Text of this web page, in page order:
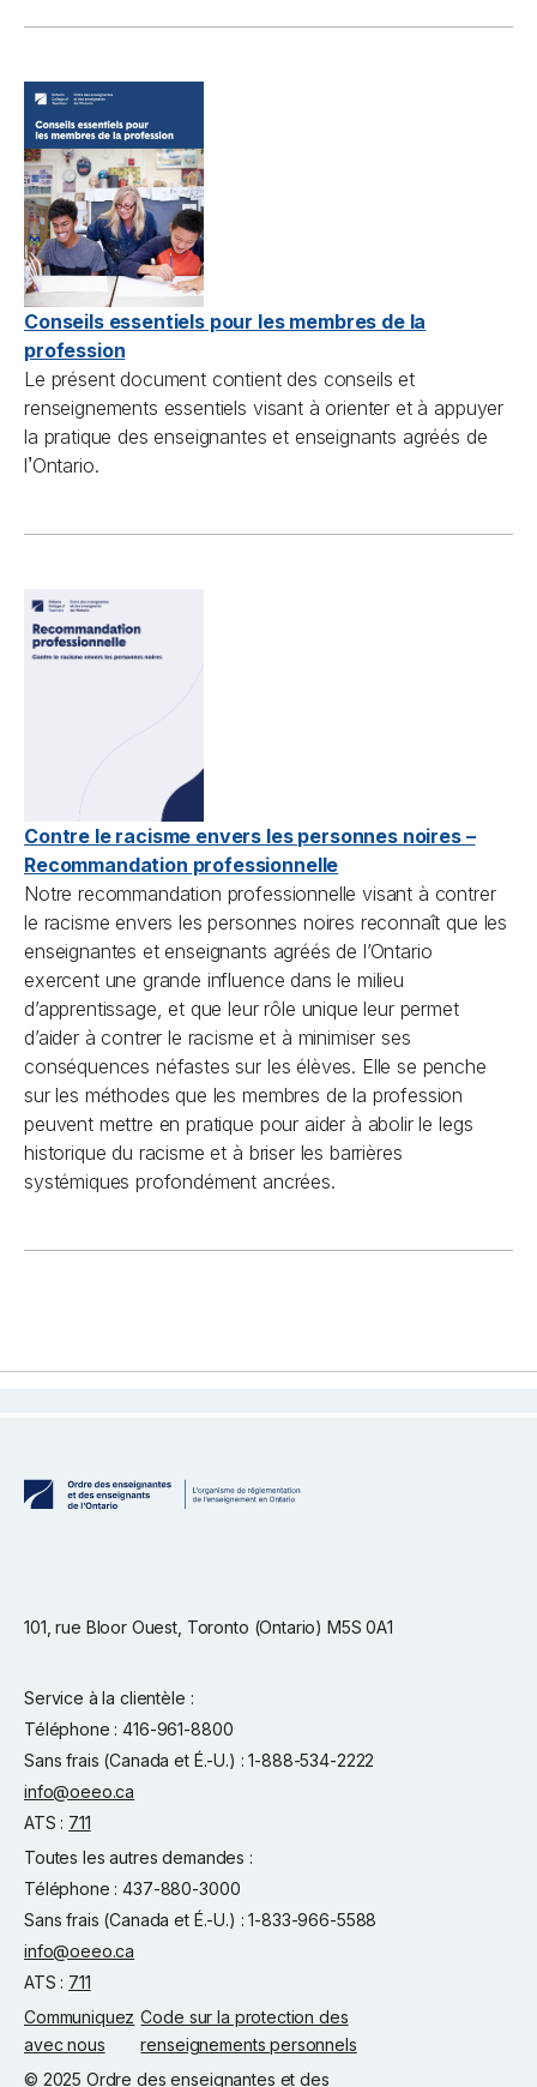
Conseils essentiels pour les membres de la
profession
Le présent document contient des conseils et
renseignements essentiels visant à orienter et à appuyer
la pratique des enseignantes et enseignants agréés de
l’Ontario.
Contre le racisme envers les personnes noires –
Recommandation professionnelle
Notre recommandation professionnelle visant à contrer
le racisme envers les personnes noires reconnaît que les
enseignantes et enseignants agréés de l’Ontario
exercent une grande influence dans le milieu
d’apprentissage, et que leur rôle unique leur permet
d’aider à contrer le racisme et à minimiser ses
conséquences néfastes sur les élèves. Elle se penche
sur les méthodes que les membres de la profession
peuvent mettre en pratique pour aider à abolir le legs
historique du racisme et à briser les barrières
systémiques profondément ancrées.
101, rue Bloor Ouest, Toronto (Ontario) M5S 0A1
Service à la clientèle :
Téléphone : 416-961-8800
Sans frais (Canada et É.-U.) : 1-888-534-2222
info@oeeo.ca
ATS : 711
Toutes les autres demandes :
Téléphone : 437-880-3000
Sans frais (Canada et É.-U.) : 1-833-966-5588
info@oeeo.ca
ATS : 711
Communiquez
avec nous
Code sur la protection des
renseignements personnels
© 2025 Ordre des enseignantes et des